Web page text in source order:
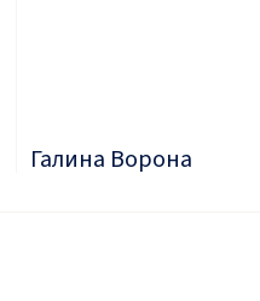
Галина Ворона